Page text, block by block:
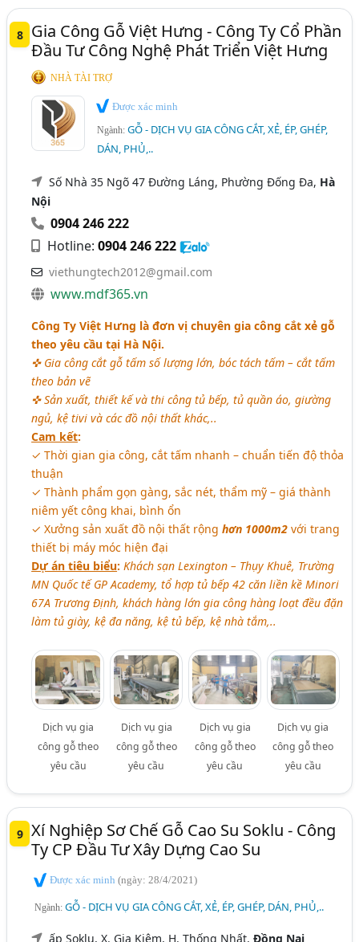
8
Gia Công Gỗ Việt Hưng - Công Ty Cổ Phần
Đầu Tư Công Nghệ Phát Triển Việt Hưng
NHÀ TÀI TRỢ
Được xác minh
Ngành:GỖ - DỊCH VỤ GIA CÔNG CẮT, XẺ, ÉP, GHÉP,
DÁN, PHỦ,..
Số Nhà 35 Ngõ 47 Đường Láng, Phường Đống Đa, Hà
Nội
0904 246 222
Hotline:0904 246 222
viethungtech2012@gmail.com
www.mdf365.vn
Công Ty Việt Hưng là đơn vị chuyên gia công cắt xẻ gỗ
theo yêu cầu tại Hà Nội.
✜ Gia công cắt gỗ tấm số lượng lớn, bóc tách tấm – cắt tấm
theo bản vẽ
✜ Sản xuất, thiết kế và thi công tủ bếp, tủ quần áo, giường
ngủ, kệ tivi và các đồ nội thất khác,..
Cam kết:
✓ Thời gian gia công, cắt tấm nhanh – chuẩn tiến độ thỏa
thuận
✓ Thành phẩm gọn gàng, sắc nét, thẩm mỹ – giá thành
niêm yết công khai, bình ổn
✓ Xưởng sản xuất đồ nội thất rộng hơn 1000m2với trang
thiết bị máy móc hiện đại
Dự án tiêu biểu: Khách sạn Lexington – Thụy Khuê, Trường
MN Quốc tế GP Academy, tổ hợp tủ bếp 42 căn liền kề Minori
67A Trương Định, khách hàng lớn gia công hàng loạt đều đặn
làm tủ giày, kệ đa năng, kệ tủ bếp, kệ nhà tắm,..
Dịch vụ gia
công gỗ theo
yêu cầu
Dịch vụ gia
công gỗ theo
yêu cầu
Dịch vụ gia
công gỗ theo
yêu cầu
Dịch vụ gia
công gỗ theo
yêu cầu
9 Xí Nghiệp Sơ Chế Gỗ Cao Su Soklu - Công
Ty CP Đầu Tư Xây Dựng Cao Su
Được xác minh(ngày: 28/4/2021)
Ngành:GỖ - DỊCH VỤ GIA CÔNG CẮT, XẺ, ÉP, GHÉP, DÁN, PHỦ,..
ấp Soklu, X. Gia Kiệm, H. Thống Nhất,Đồng Nai